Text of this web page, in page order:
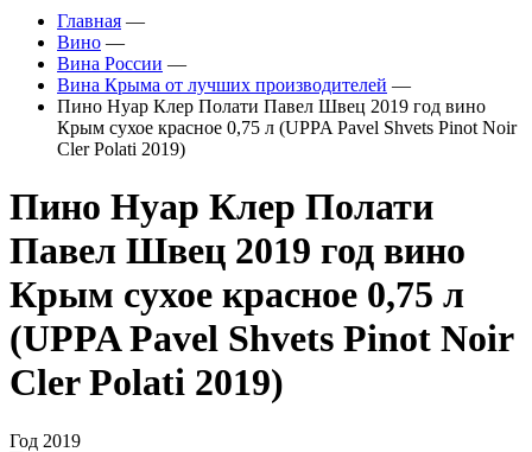
Главная —
Вино —
Вина России —
Вина Крыма от лучших производителей —
Пино Нуар Клер Полати Павел Швец 2019 год вино
Крым сухое красное 0,75 л (UPPA Pavel Shvets Pinot Noir
Cler Polati 2019)
Пино Нуар Клер Полати
Павел Швец 2019 год вино
Крым сухое красное 0,75 л
(UPPA Pavel Shvets Pinot Noir
Cler Polati 2019)
Год 2019